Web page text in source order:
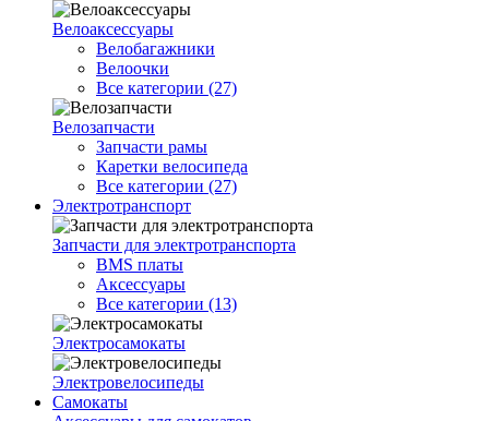
Велоаксессуары
Велобагажники
Велоочки
Все категории (27)
Велозапчасти
Запчасти рамы
Каретки велосипеда
Все категории (27)
Электротранспорт
Запчасти для электротранспорта
BMS платы
Аксессуары
Все категории (13)
Электросамокаты
Электровелосипеды
Самокаты